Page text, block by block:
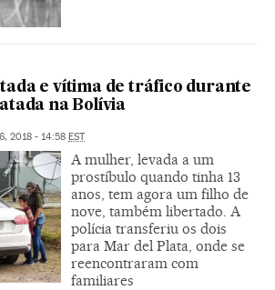
e vítima de tráfico durante
na Bolívia
2018 - 14:58 EST
A mulher, levada a um
prostíbulo quando tinha 13
anos, tem agora um filho de
nove, também libertado. A
polícia transferiu os dois
para Mar del Plata, onde se
reencontraram com
familiares